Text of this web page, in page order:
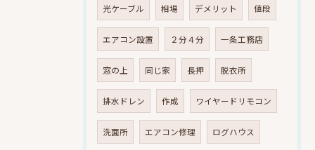
光ケーブル 相場 デメリット 値段
エアコン設置 ２分４分 一条工務店
窓の上 同じ家 長押 脱衣所
排水ドレン 作成 ワイヤードリモコン
洗面所 エアコン修理 ログハウス